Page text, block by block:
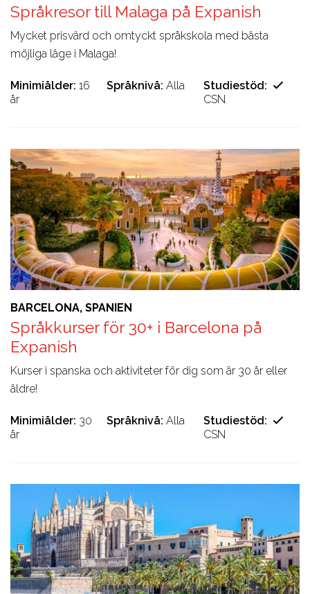
Språkresor till Malaga på Expanish
Mycket prisvärd och omtyckt språkskola med bästa
möjliga läge i Malaga!
Minimiålder 16
år
Språknivå Alla
Studiestöd
CSN
BARCELONA, SPANIEN
Språkkurser för 30+ i Barcelona på
Expanish
Kurser i spanska och aktiviteter för dig som är 30 år eller
äldre!
Minimiålder 30
år
Språknivå Alla
Studiestöd
CSN